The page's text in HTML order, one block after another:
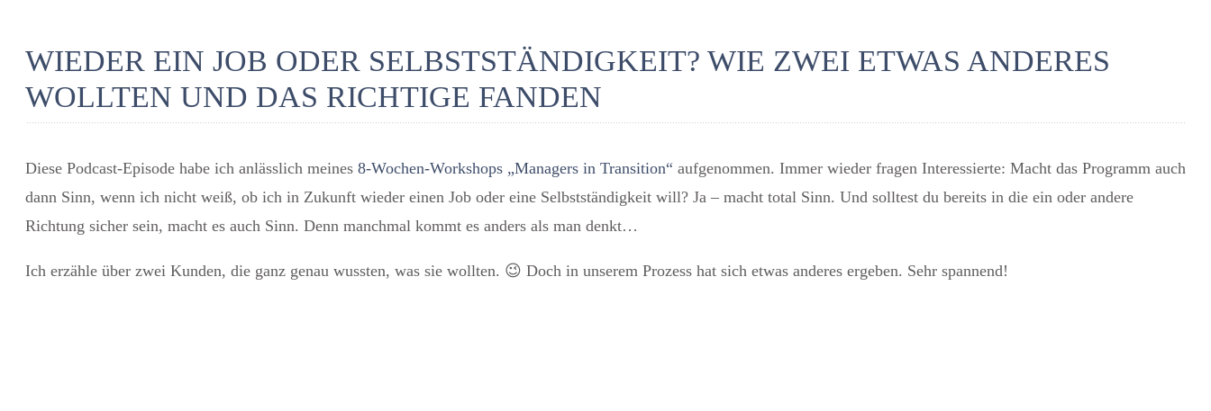
WIEDER EIN JOB ODER SELBSTSTÄNDIGKEIT? WIE ZWEI ETWAS ANDERES
WOLLTEN UND DAS RICHTIGE FANDEN
Diese Podcast-Episode habe ich anlässlich meines 8-Wochen-Workshops „Managers in Transition“ aufgenommen. Immer wieder fragen Interessierte: Macht das Programm auch
dann Sinn, wenn ich nicht weiß, ob ich in Zukunft wieder einen Job oder eine Selbstständigkeit will? Ja – macht total Sinn. Und solltest du bereits in die ein oder andere
Richtung sicher sein, macht es auch Sinn. Denn manchmal kommt es anders als man denkt…
Ich erzähle über zwei Kunden, die ganz genau wussten, was sie wollten. 😉 Doch in unserem Prozess hat sich etwas anderes ergeben. Sehr spannend!